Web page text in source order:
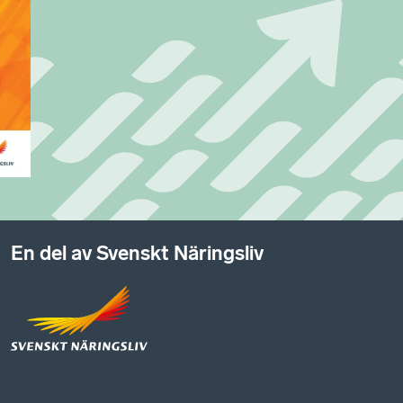
En del av Svenskt Näringsliv